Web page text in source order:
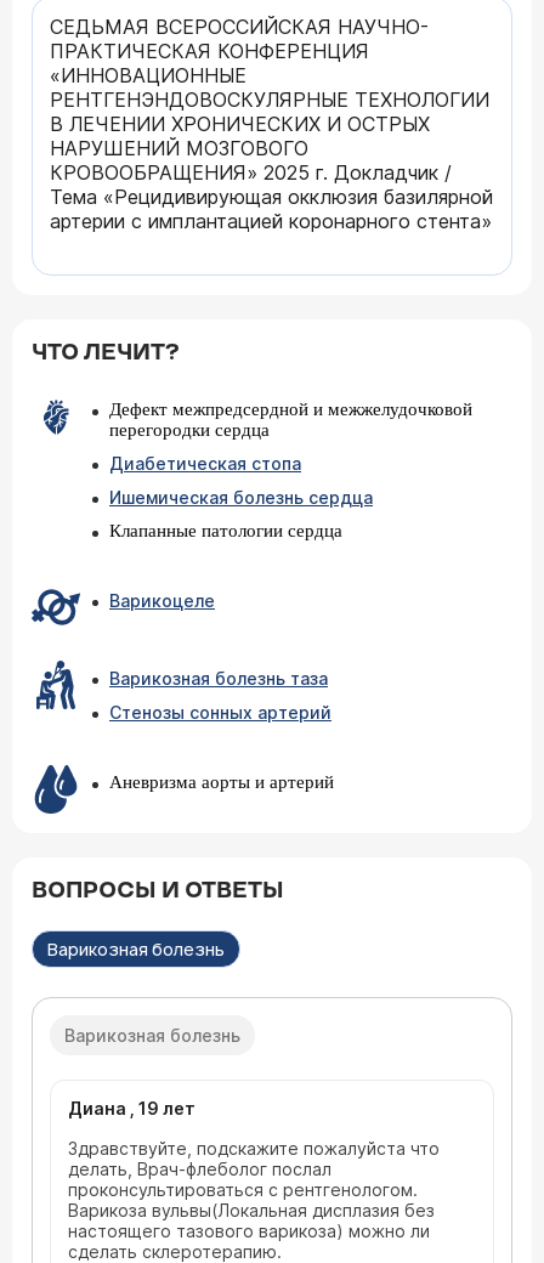
СЕДЬМАЯ ВСЕРОССИЙСКАЯ НАУЧНО-
ПРАКТИЧЕСКАЯ КОНФЕРЕНЦИЯ
«ИННОВАЦИОННЫЕ
РЕНТГЕНЭНДОВОСКУЛЯРНЫЕ ТЕХНОЛОГИИ
В ЛЕЧЕНИИ ХРОНИЧЕСКИХ И ОСТРЫХ
НАРУШЕНИЙ МОЗГОВОГО
КРОВООБРАЩЕНИЯ» 2025 г. Докладчик /
Тема «Рецидивирующая окклюзия базилярной
артерии с имплантацией коронарного стента»
ЧТО ЛЕЧИТ?
Дефект межпредсердной и межжелудочковой
перегородки сердца
Диабетическая стопа
Ишемическая болезнь сердца
Клапанные патологии сердца
Варикоцеле
Варикозная болезнь таза
Стенозы сонных артерий
Аневризма аорты и артерий
ВОПРОСЫ И ОТВЕТЫ
Варикозная болезнь
Варикозная болезнь
Диана , 19 лет
Здравствуйте, подскажите пожалуйста что
делать, Врач-флеболог послал
проконсультироваться с рентгенологом.
Варикоза вульвы(Локальная дисплазия без
настоящего тазового варикоза) можно ли
сделать склеротерапию.